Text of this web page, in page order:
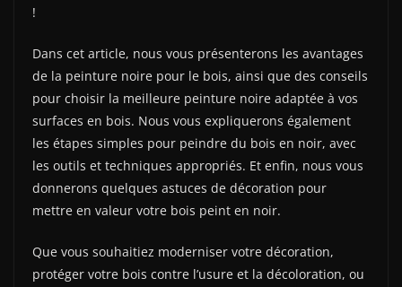
!
Dans cet article, nous vous présenterons les avantages
de la peinture noire pour le bois, ainsi que des conseils
pour choisir la meilleure peinture noire adaptée à vos
surfaces en bois. Nous vous expliquerons également
les étapes simples pour peindre du bois en noir, avec
les outils et techniques appropriés. Et enfin, nous vous
donnerons quelques astuces de décoration pour
mettre en valeur votre bois peint en noir.
Que vous souhaitiez moderniser votre décoration,
protéger votre bois contre l’usure et la décoloration, ou